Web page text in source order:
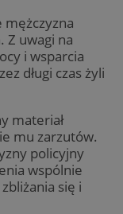
mężczyzna
Z uwagi na
i wsparcia
długi czas żyli
materiał
mu zarzutów.
policyjny
wspólnie
się i